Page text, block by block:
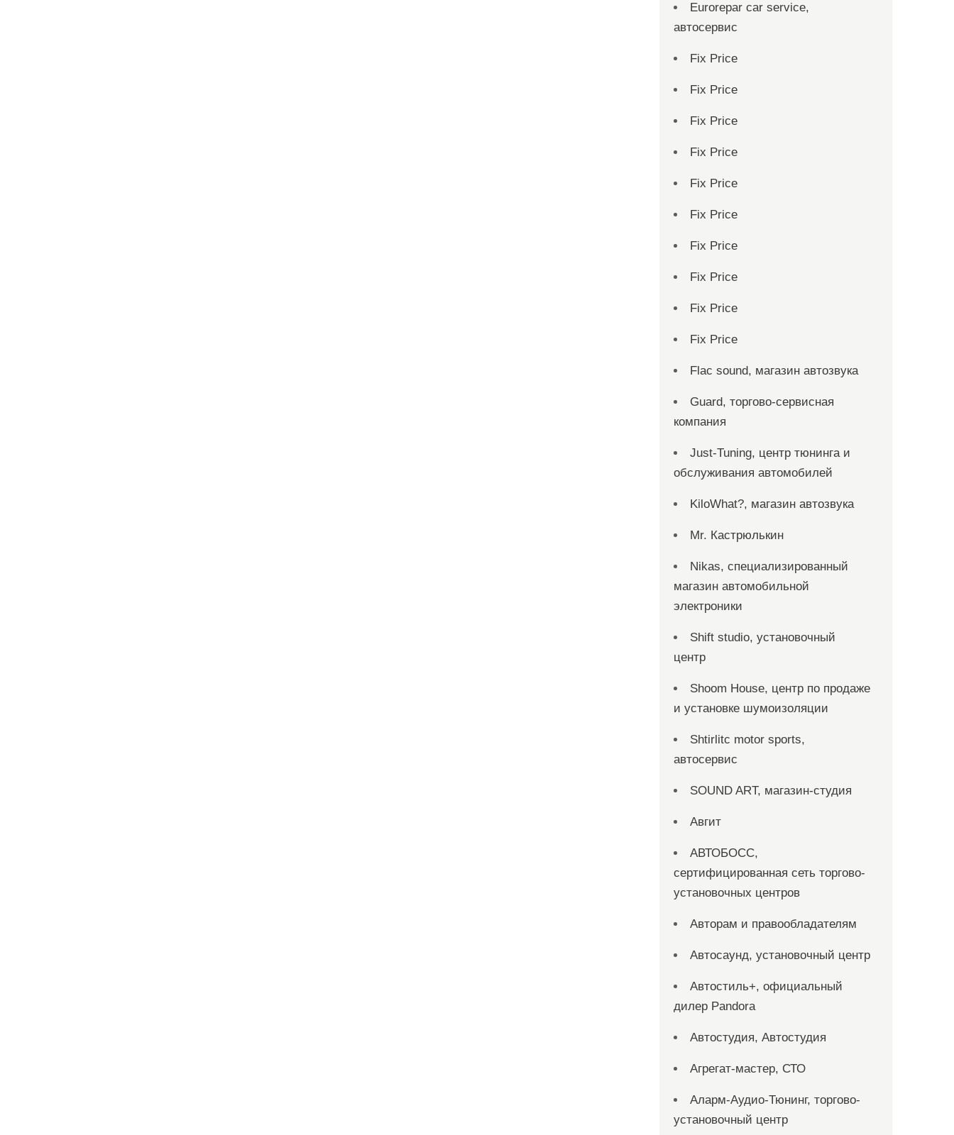
Eurorepar car service,
автосервис
Fix Price
Fix Price
Fix Price
Fix Price
Fix Price
Fix Price
Fix Price
Fix Price
Fix Price
Fix Price
Flac sound, магазин автозвука
Guard, торгово-сервисная
компания
Just-Tuning, центр тюнинга и
обслуживания автомобилей
KiloWhat?, магазин автозвука
Mr. Кастрюлькин
Nikas, специализированный
магазин автомобильной
электроники
Shift studio, установочный
центр
Shoom House, центр по продаже
и установке шумоизоляции
Shtirlitc motor sports,
автосервис
SOUND ART, магазин-студия
Авгит
АВТОБОСС,
сертифицированная сеть торгово-
установочных центров
Авторам и правообладателям
Автосаунд, установочный центр
Автостиль+, официальный
дилер Pandora
Автостудия, Автостудия
Агрегат-мастер, СТО
Аларм-Аудио-Тюнинг, торгово-
установочный центр